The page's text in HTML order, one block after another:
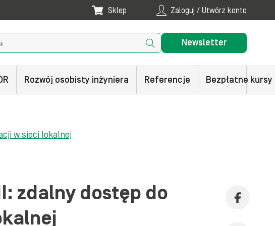
Sklep Zaloguj / Utwórz konto
Newsletter
Rozwój osobisty inżyniera Referencje Bezpłatne kursy
w sieci lokalnej
zdalny dostęp do